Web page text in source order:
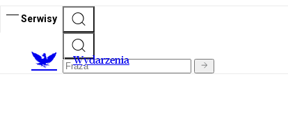
Serwisy
Wydarzenia